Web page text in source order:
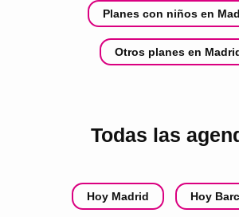
Planes con niños en
Otros planes en
Todas las
Hoy Madrid Hoy